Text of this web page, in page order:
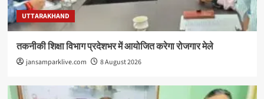
UTTARAKHAND
तकनीकी शिक्षा विभाग प्रदेशभर में आयोजित करेगा रोजगार मेले
jansamparklive.com 8 August 2026